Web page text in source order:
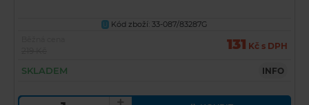
U
Kód zboží: 33-087/83287G
131 Kč s DPH
SKLADEM INFO